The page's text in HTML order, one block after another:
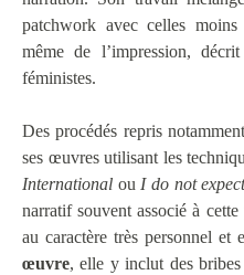
patchwork avec celles
même de l’impression,
féministes.
Des procédés repris
ses œuvres utilisant les
International ou I do not
narratif souvent associé à
au caractère très personnel et
œuvre, elle y inclut des bribes